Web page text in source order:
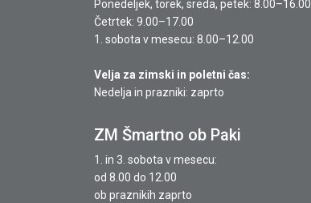
Ponedeljek, torek, sreda, petek: 8.00–16.00
Četrtek: 9.00–17.00
1. sobota v mesecu: 8.00–12.00
Velja za zimski in poletni čas:
Nedelja in prazniki: zaprto
ZM Šmartno ob Paki
1. in 3. sobota v mesecu:
od 8.00 do 12.00
ob praznikih zaprto